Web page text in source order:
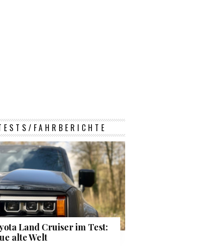
FAHRBERICHTE
Land Cruiser im Test:
alte Welt